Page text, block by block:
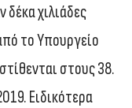
δέκα χιλιάδες
το Υπουργείο
στους 38.
Ειδικότερα